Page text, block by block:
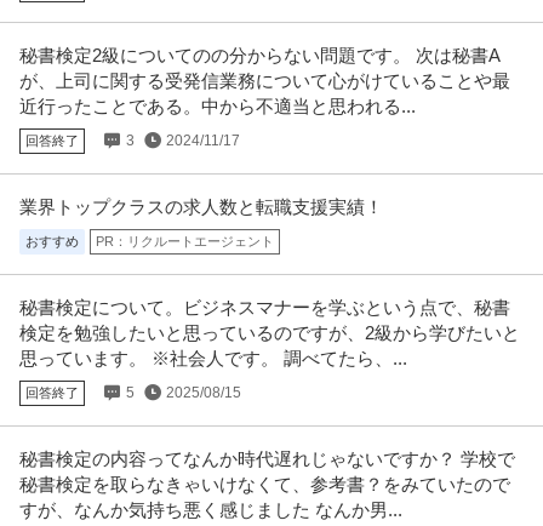
／平均年齢30代／残業月10時間
株式会社林電子
正社員 交通費支給 昇給あり 在宅ワーク
年収300万円〜500万円
【職種】管理＞経理（財務会計） 【業種】IT・インターネット＞ソフトウエ
羽田空港／施設保全サポート年休126日／土日祝休／残業10H以下
／内勤9割／安定性が強みの建コン
株式会社スタッド
正社員 交通費支給 昇給あり ミドル活躍中
年収400万円〜620万円
株式会社スタッド ＜羽田空港＞施設保全サポート◆年休126日／土日祝休／
残業10H以下／内勤9割／
中野／現場品質検査（アパート）シニア活躍中／残業10h程度／
土日祝／”ホワイト企業”認定企業
株式会社レオパレス21
新着 正社員 交通費支給 昇給あり 在宅ワーク
秘書検定2級についてのの分からない問題です。 次は秘書A
が、上司に関する受発信業務について心がけていることや最
近行ったことである。中から不適当と思われる...
回答終了 3 2024/11/17
業界トップクラスの求人数と転職支援実績！
おすすめ PR：リクルートエージェント
秘書検定について。ビジネスマナーを学ぶという点で、秘書
検定を勉強したいと思っているのですが、2級から学びたいと
思っています。 ※社会人です。 調べてたら、...
回答終了 5 2025/08/15
秘書検定の内容ってなんか時代遅れじゃないですか？ 学校で
秘書検定を取らなきゃいけなくて、参考書？をみていたので
すが、なんか気持ち悪く感じました なんか男...